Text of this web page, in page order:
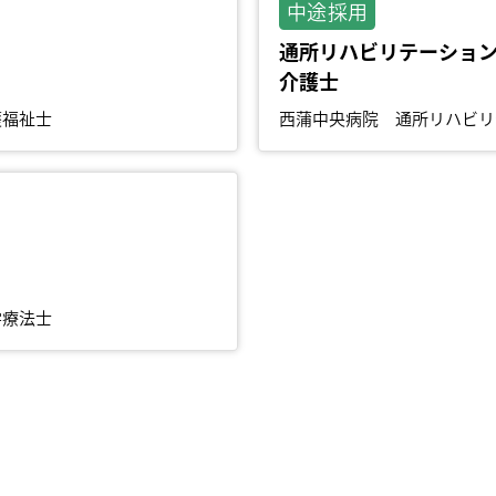
祉士
中途採用
通所リハビリテーション
介護士
西蒲中央病院 通所リハビ
法士